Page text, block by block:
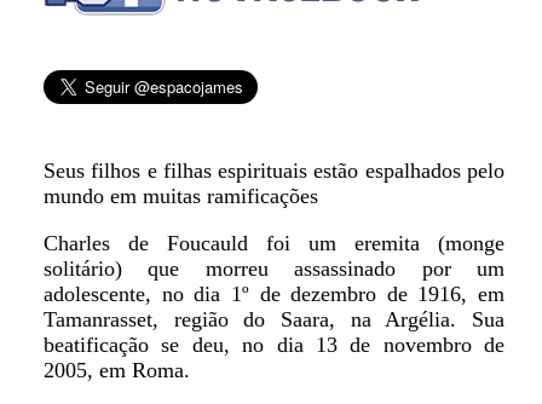
Seus filhos e filhas espirituais estão espalhados pelo
mundo em muitas ramificações
Charles de Foucauld foi um eremita (monge
solitário) que morreu assassinado por um
adolescente, no dia 1º de dezembro de 1916, em
Tamanrasset, região do Saara, na Argélia. Sua
beatificação se deu, no dia 13 de novembro de
2005, em Roma.